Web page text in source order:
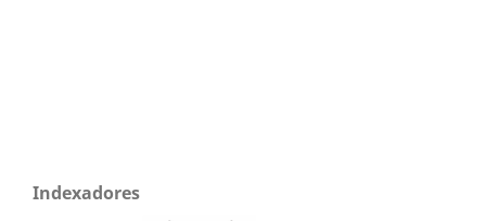
Indexadores